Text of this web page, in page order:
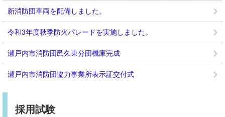
新消防団車両を配備しました。
令和3年度秋季防火パレードを実施しました。
瀬戸内市消防団邑久東分団機庫完成
瀬戸内市消防団協力事業所表示証交付式
採用試験